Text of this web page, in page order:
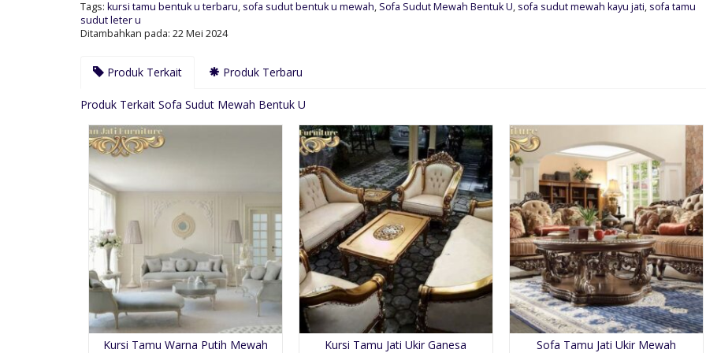
Tags: kursi tamu bentuk u terbaru, sofa sudut bentuk u mewah, Sofa Sudut Mewah Bentuk U, sofa sudut mewah kayu jati, sofa tamu
sudut leter u
Ditambahkan pada: 22 Mei 2024
Produk Terkait Produk Terbaru
Produk Terkait Sofa Sudut Mewah Bentuk U
Kursi Tamu Warna Putih Mewah Kursi Tamu Jati Ukir Ganesa Sofa Tamu Jati Ukir Mewah